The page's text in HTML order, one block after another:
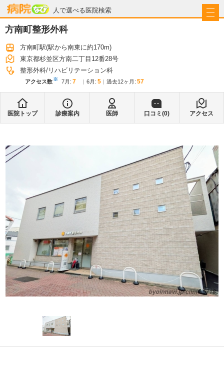
人で選べる医院検索
病院なび
方南町整形外科
方南町駅(駅から南東に約170m)
東京都杉並区方南二丁目12番28号
整形外科 リハビリテーション科
アクセス数※ 7月 : 7 6月 : 5 過去12ヶ月: 57
医院トップ 診療案内 医師 口コミ(0) アクセス